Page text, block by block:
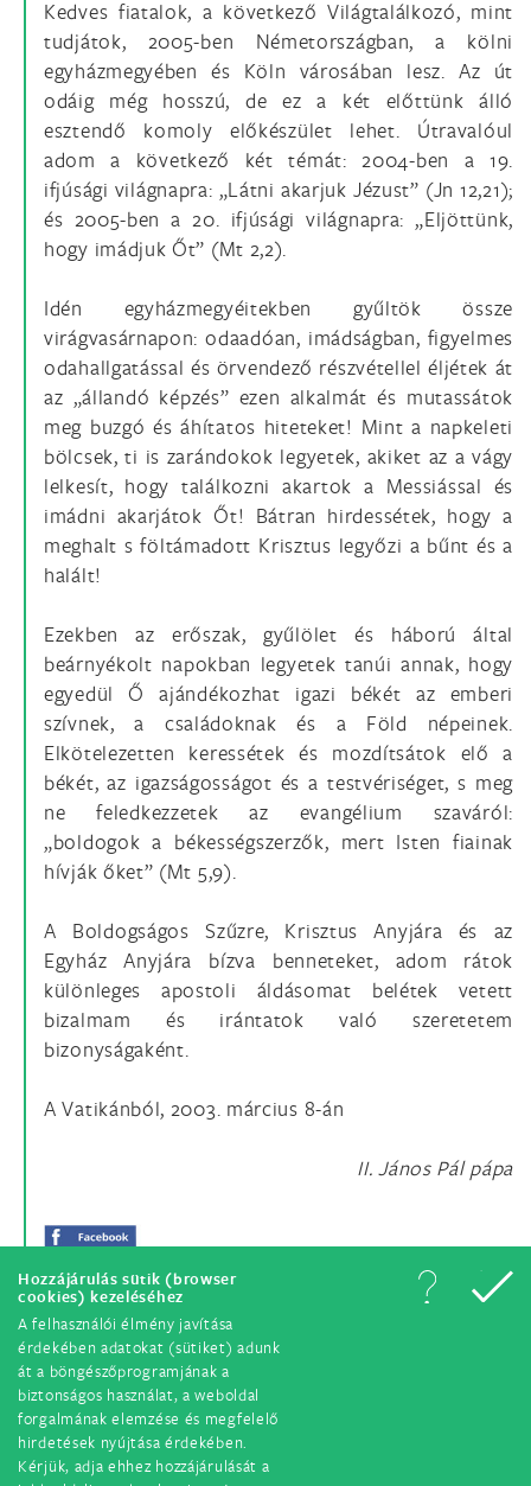
Hozzájárulás sütik (browser
cookies) kezeléséhez
A felhasználói élmény javítása
érdekében adatokat (sütiket) adunk
át a böngészőprogramjának a
biztonságos használat, a weboldal
forgalmának elemzése és megfelelő
hirdetések nyújtása érdekében.
Kérjük, adja ehhez hozzájárulását a
Kedves fiatalok, a következő Világtalálkozó, mint
tudjátok, 2005-ben Németországban, a kölni
egyházmegyében és Köln városában lesz. Az út
odáig még hosszú, de ez a két előttünk álló
esztendő komoly előkészület lehet. Útravalóul
adom a következő két témát: 2004-ben a 19.
ifjúsági világnapra: „Látni akarjuk Jézust” (Jn 12,21);
és 2005-ben a 20. ifjúsági világnapra: „Eljöttünk,
hogy imádjuk Őt” (Mt 2,2).
Idén egyházmegyéitekben gyűltök össze
virágvasárnapon: odaadóan, imádságban, figyelmes
odahallgatással és örvendező részvétellel éljétek át
az „állandó képzés” ezen alkalmát és mutassátok
meg buzgó és áhítatos hiteteket! Mint a napkeleti
bölcsek, ti is zarándokok legyetek, akiket az a vágy
lelkesít, hogy találkozni akartok a Messiással és
imádni akarjátok Őt! Bátran hirdessétek, hogy a
meghalt s föltámadott Krisztus legyőzi a bűnt és a
halált!
Ezekben az erőszak, gyűlölet és háború által
beárnyékolt napokban legyetek tanúi annak, hogy
egyedül Ő ajándékozhat igazi békét az emberi
szívnek, a családoknak és a Föld népeinek.
Elkötelezetten keressétek és mozdítsátok elő a
békét, az igazságosságot és a testvériséget, s meg
ne feledkezzetek az evangélium szaváról:
„boldogok a békességszerzők, mert Isten fiainak
hívják őket” (Mt 5,9).
A Boldogságos Szűzre, Krisztus Anyjára és az
Egyház Anyjára bízva benneteket, adom rátok
különleges apostoli áldásomat belétek vetett
bizalmam és irántatok való szeretetem
bizonyságaként.
A Vatikánból, 2003. március 8-án
II. János Pál pápa
© Minden jog fenntartva. 2018.